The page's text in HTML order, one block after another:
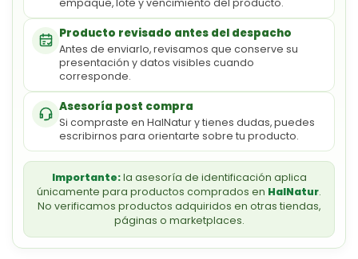
Producto revisado antes del despacho
Antes de enviarlo, revisamos que conserve su
presentación y datos visibles cuando
corresponde.
Asesoría post compra
Si compraste en HalNatur y tienes dudas, puedes
escribirnos para orientarte sobre tu producto.
Importante:la asesoría de identificación aplica
únicamente para productos comprados en HalNatur.
No verificamos productos adquiridos en otras tiendas,
páginas o marketplaces.